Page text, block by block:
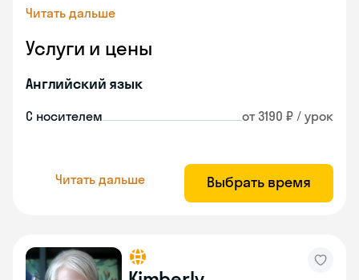
Читать дальше
Услуги и цены
Английский язык
С носителем от 3190 ₽ / урок
Читать дальше Выбрать время